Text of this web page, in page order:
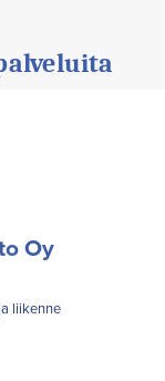
Oy
liikenne